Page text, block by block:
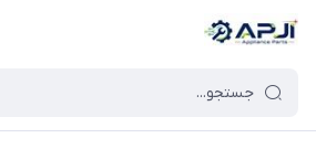
قطعات یدکی و جانبی لوازم خانگی جهان ایران